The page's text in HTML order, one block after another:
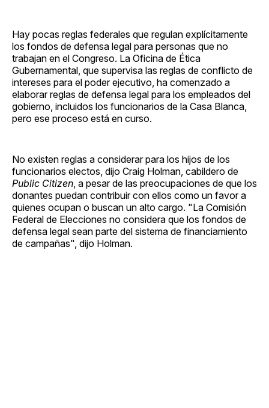
Hay pocas reglas federales que regulan explícitamente
los fondos de defensa legal para personas que no
trabajan en el Congreso. La Oficina de Ética
Gubernamental, que supervisa las reglas de conflicto de
intereses para el poder ejecutivo, ha comenzado a
elaborar reglas de defensa legal para los empleados del
gobierno, incluidos los funcionarios de la Casa Blanca,
pero ese proceso está en curso.
No existen reglas a considerar para los hijos de los
funcionarios electos, dijo Craig Holman, cabildero de
Public Citizen , a pesar de las preocupaciones de que los
donantes puedan contribuir con ellos como un favor a
quienes ocupan o buscan un alto cargo. "La Comisión
Federal de Elecciones no considera que los fondos de
defensa legal sean parte del sistema de financiamiento
de campañas", dijo Holman.